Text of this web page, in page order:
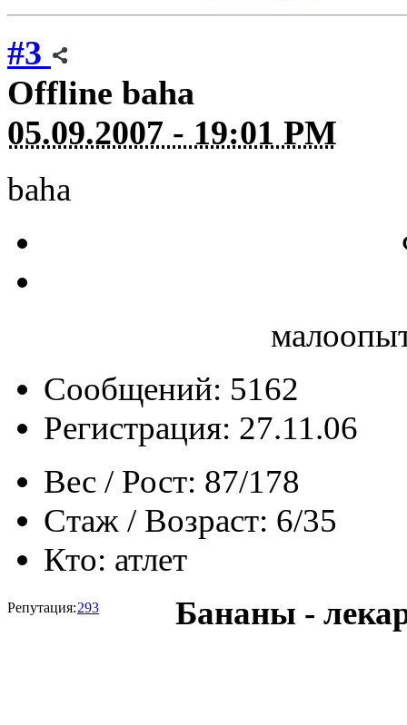
#3
Offline baha
05.09.2007 - 19:01 PM
baha
Сообщений: 5162
Регистрация: 27.11.06
Вес / Рост: 87/178
Стаж / Возраст: 6/35
Кто: атлет
Репутация:293 Бананы -